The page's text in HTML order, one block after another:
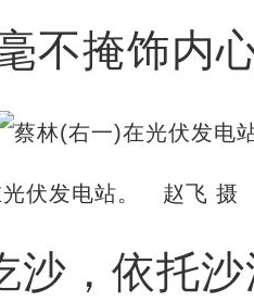
不掩饰内
光伏发电站。 赵飞 摄
，依托沙